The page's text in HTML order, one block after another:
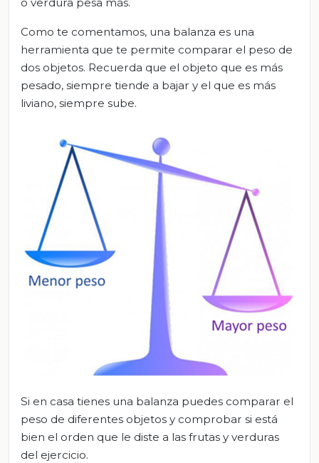
o verdura pesa más.
Como te comentamos, una balanza es una
herramienta que te permite comparar el peso de
dos objetos. Recuerda que el objeto que es más
pesado, siempre tiende a bajar y el que es más
liviano, siempre sube.
Si en casa tienes una balanza puedes comparar el
peso de diferentes objetos y comprobar si está
bien el orden que le diste a las frutas y verduras
del ejercicio.